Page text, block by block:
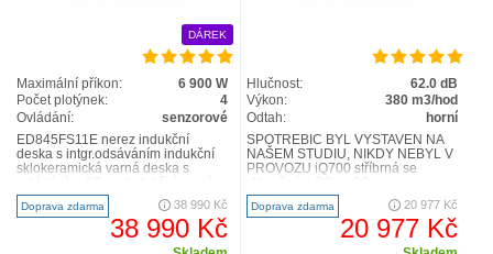
DÁREK
Maximální příkon:
6 900 W
Počet plotýnek:
4
Ovládání:
senzorové
ED845FS11E nerez indukční
deska s intgr.odsáváním indukční
sklokeramická varná deska s
deska s integrovanou venti..
Doprava zdarma 38 990 Kč
38 990 Kč
Hlučnost:
62.0 dB
Výkon:
380 m3/hod
Odtah:
horní
SPOTŘEBIČ BYL VYSTAVEN NA
NAŠEM STUDIU, NIKDY NEBYL V
PROVOZU iQ700 stříbrná se
LC91KB572 Vzhled komínový 90
cm P..
Doprava zdarma 20 977 Kč
20 977 Kč